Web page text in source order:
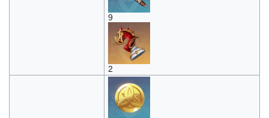
9
2